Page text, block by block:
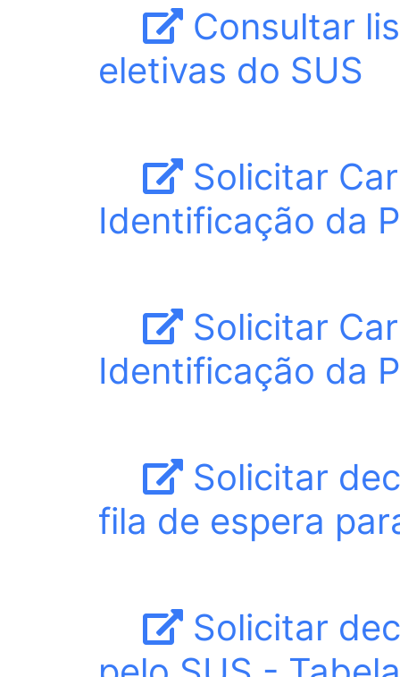
Consultar
eletivas do SUS
Solicitar
Identificação da
Solicitar
Identificação da
Solicitar
fila de espera
Solicitar